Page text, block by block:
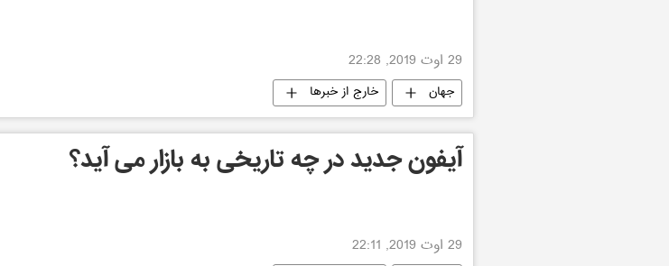
29 اوت 2019, 22:28
جهان خارج از خبرها
آیفون جدید در چه تاریخی به بازار می آید؟
29 اوت 2019, 22:11